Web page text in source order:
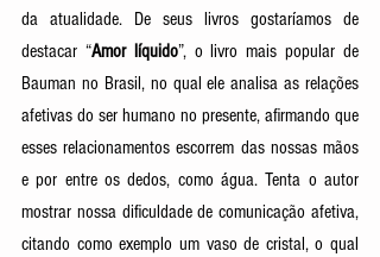
da atualidade. De seus livros gostaríamos de
destacar “Amor líquido”, o livro mais popular de
Bauman no Brasil, no qual ele analisa as relações
afetivas do ser humano no presente, afirmando que
esses relacionamentos escorrem das nossas mãos
e por entre os dedos, como água. Tenta o autor
mostrar nossa dificuldade de comunicação afetiva,
citando como exemplo um vaso de cristal, o qual